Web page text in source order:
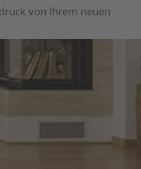
von Ihrem neuen